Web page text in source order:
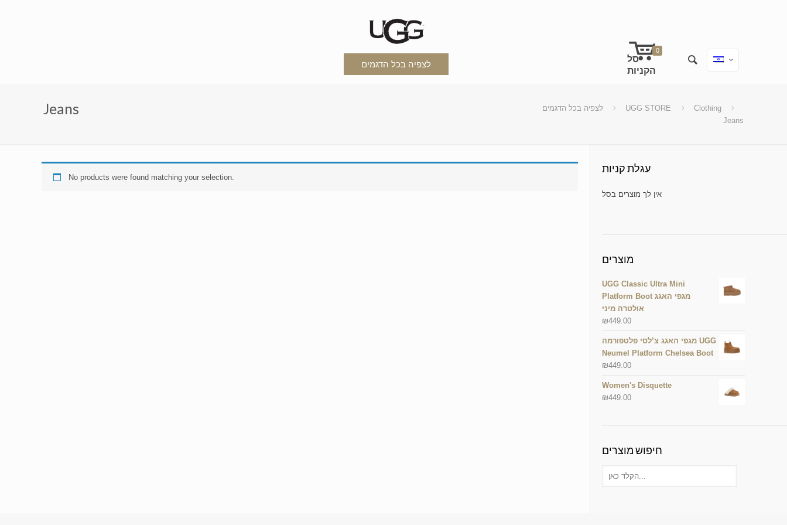
לצפיה בכל הדגמים
0
Jeans לצפיה בכל הדגמים UGG STORE
Clothing
Jeans
No products were found matching your selection.
עגלת קניות
מוצרים
UGG Classic Ultra Mini
Platform Boot מגפי האגג
אולטרה מיני
₪449.00
מגפי האגג צ’לסי פלטפורמה UGG
Neumel Platform Chelsea Boot
₪449.00
Women's Disquette
₪449.00
חיפוש מוצרים